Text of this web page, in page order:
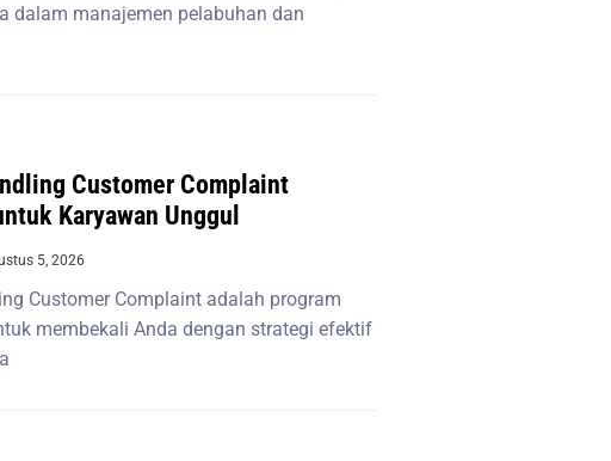
dalam manajemen pelabuhan dan
Customer Complaint
Karyawan Unggul
5, 2026
Customer Complaint adalah program
membekali Anda dengan strategi efektif